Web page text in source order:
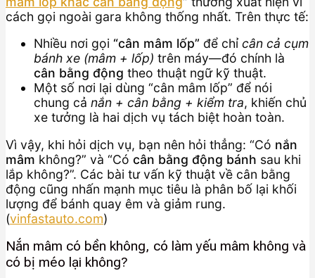
cách gọi ngoài gara không thống nhất. Trên thực tế:
Nhiều nơi gọi “cân mâm lốp” để chỉ cân cả cụm
bánh xe (mâm + lốp) trên máy—đó chính là
cân bằng động theo thuật ngữ kỹ thuật.
Một số nơi lại dùng “cân mâm lốp” để nói
chung cả nắn + cân bằng + kiểm tra, khiến chủ
xe tưởng là hai dịch vụ tách biệt hoàn toàn.
Vì vậy, khi hỏi dịch vụ, bạn nên hỏi thẳng: “Có nắn
mâm không?” và “Có cân bằng động bánh sau khi
lắp không?”. Các bài tư vấn kỹ thuật về cân bằng
động cũng nhấn mạnh mục tiêu là phân bố lại khối
lượng để bánh quay êm và giảm rung.
(vinfastauto.com)
Nắn mâm có bền không, có làm yếu mâm không và
có bị méo lại không?